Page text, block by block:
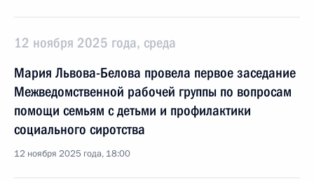
12 ноября 2025 года, среда
Мария Львова-Белова провела первое заседание
Межведомственной рабочей группы по вопросам
помощи семьям с детьми и профилактики
социального сиротства
12 ноября 2025 года, 18:00